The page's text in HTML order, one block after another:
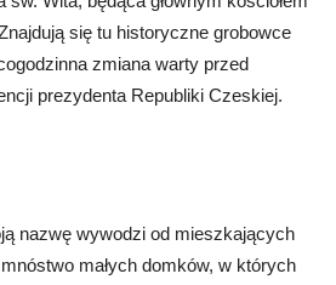
się tu historyczne grobowce
zmiana warty przed
prezydenta Republiki Czeskiej.
nazwę wywodzi od mieszkających
małych domków, w których